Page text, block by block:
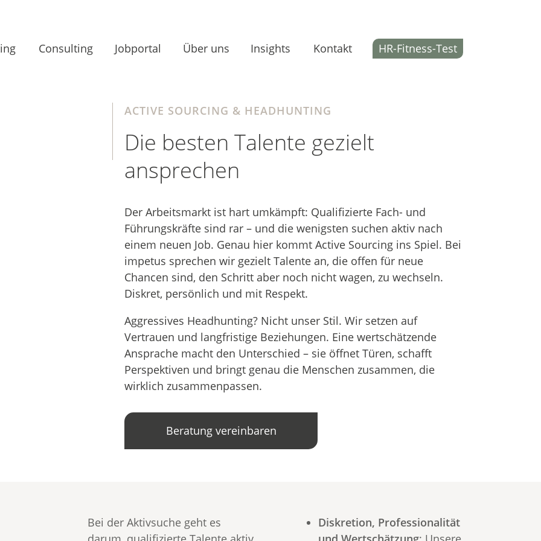
Consulting Jobportal Über uns Insights Kontakt HR-Fitness-Test
ACTIVE SOURCING & HEADHUNTING
Die besten Talente gezielt
ansprechen
Der Arbeitsmarkt ist hart umkämpft: Qualifizierte Fach- und
Führungskräfte sind rar – und die wenigsten suchen aktiv nach
einem neuen Job. Genau hier kommt Active Sourcing ins Spiel. Bei
impetus sprechen wir gezielt Talente an, die offen für neue
Chancen sind, den Schritt aber noch nicht wagen, zu wechseln.
Diskret, persönlich und mit Respekt.
Aggressives Headhunting? Nicht unser Stil. Wir setzen auf
Vertrauen und langfristige Beziehungen. Eine wertschätzende
Ansprache macht den Unterschied – sie öffnet Türen, schafft
Perspektiven und bringt genau die Menschen zusammen, die
wirklich zusammenpassen.
Beratung vereinbaren
Bei der Aktivsuche geht es
Diskretion, Professionalität